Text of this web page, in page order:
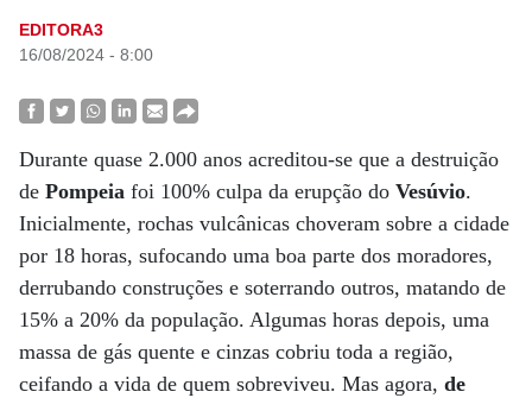
EDITORA3
16/08/2024 - 8:00
Durante quase 2.000 anos acreditou-se que a destruição
de Pompeia foi 100% culpa da erupção do Vesúvio.
Inicialmente, rochas vulcânicas choveram sobre a cidade
por 18 horas, sufocando uma boa parte dos moradores,
derrubando construções e soterrando outros, matando de
15% a 20% da população. Algumas horas depois, uma
massa de gás quente e cinzas cobriu toda a região,
ceifando a vida de quem sobreviveu. Mas agora, de